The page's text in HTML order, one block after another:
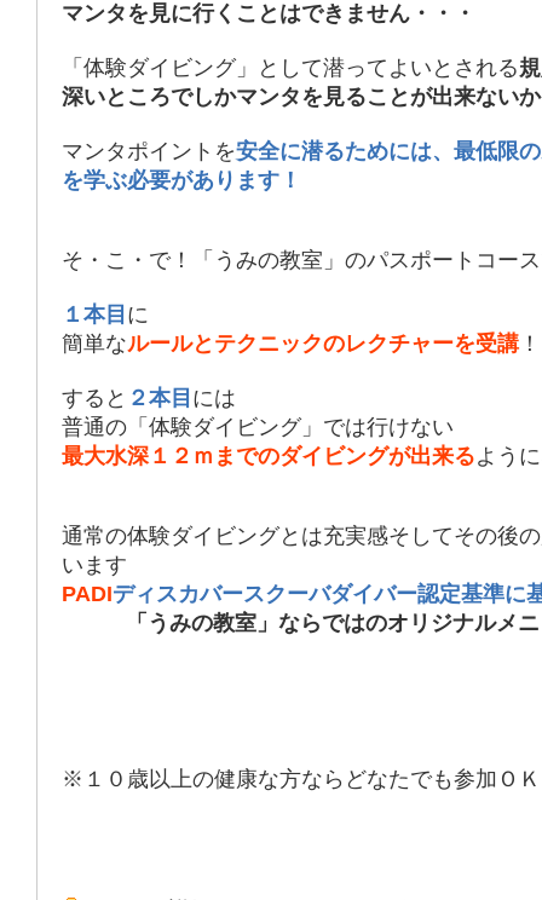
マンタを見に行くことはできません・・・
「体験ダイビング」として潜ってよいとされる
深いところでしかマンタを見ることが出来ない
マンタポイントを安全に潜るためには、最低限
を学ぶ必要があります！
そ・こ・で！「うみの教室」のパスポートコー
１本目 に
簡単なルールとテクニックのレクチャーを受講！
すると ２本目 には
普通の「体験ダイビング」では行けない
最大水深１２ｍまでのダイビングが出来るよう
通常の体験ダイビングとは充実感そしてその後
います
PADIディスカバースクーバダイバー認定基準に
「うみの教室」ならではのオリジナルメ
※１０歳以上の健康な方ならどなたでも参加ＯＫ